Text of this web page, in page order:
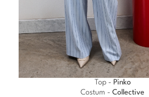
Top - Pinko
Costum -Collective